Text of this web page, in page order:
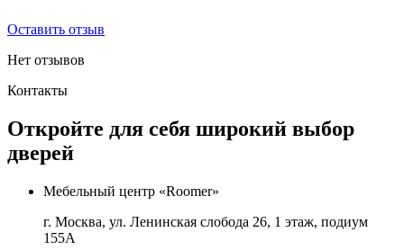
Оставить отзыв
Нет отзывов
Контакты
Откройте для себя широкий выбор
дверей
Мебельный центр «Roomer»
г. Москва, ул. Ленинская слобода 26, 1 этаж, подиум
155А